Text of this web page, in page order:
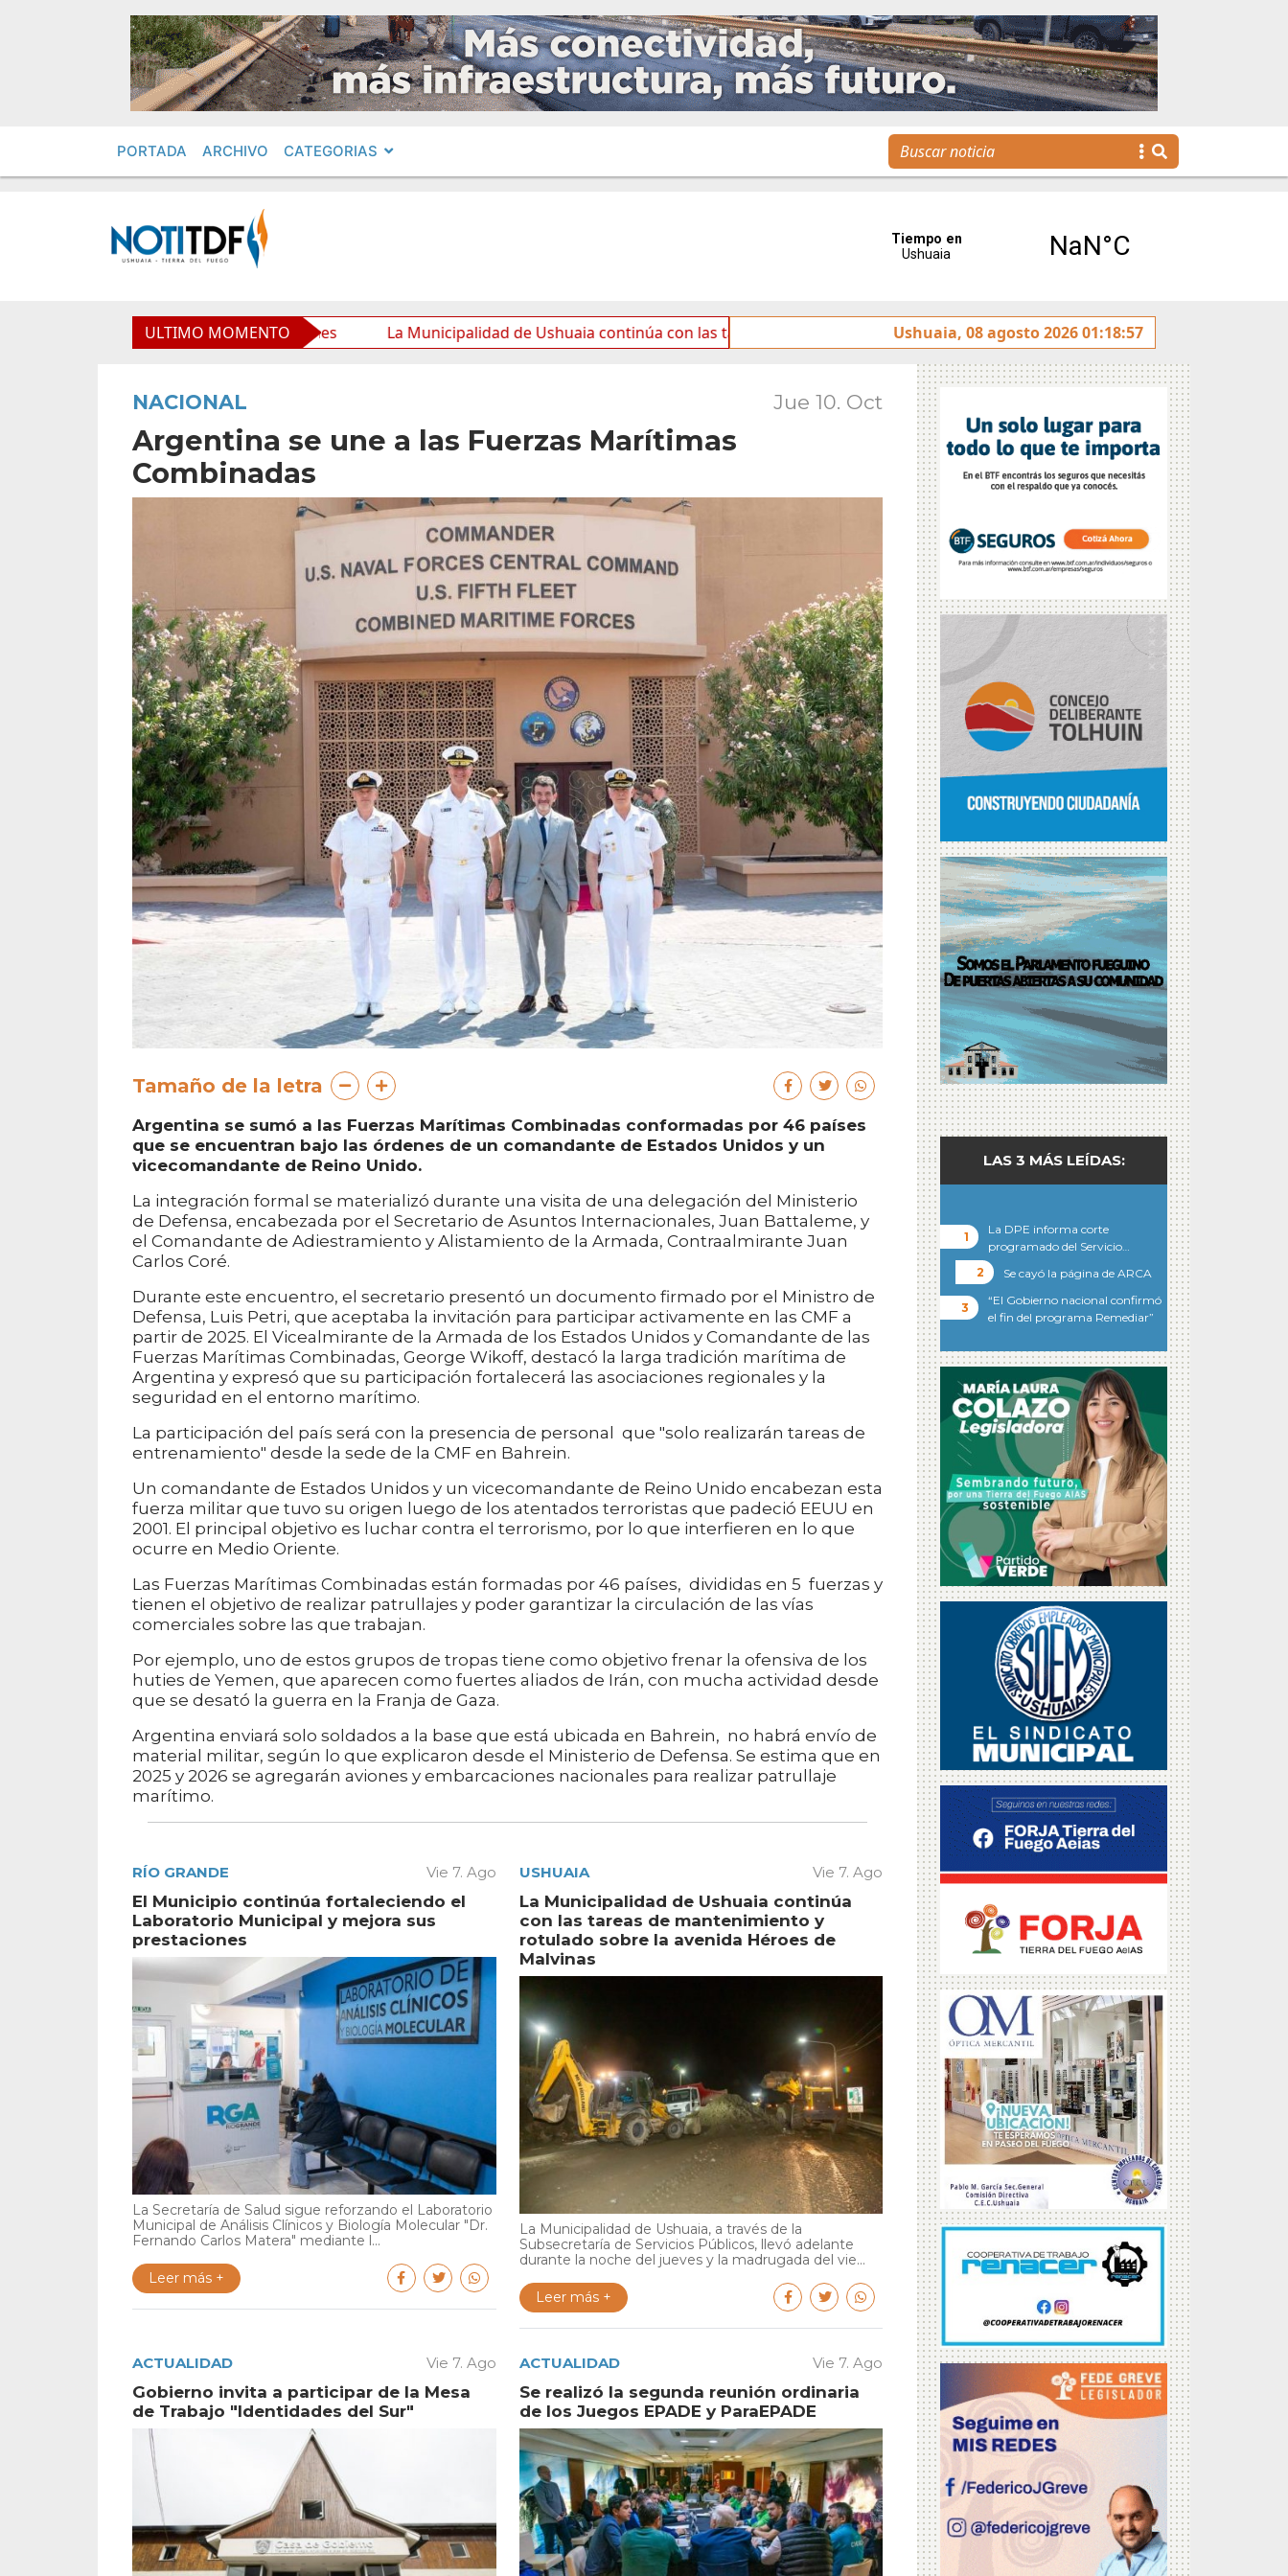
PORTADA ARCHIVO CATEGORIAS
ULTIMO MOMENTO
y mejora sus prestaciones La Municipalidad de Ushuaia continúa con las tareas de mantenimiento y rotulado sobre la avenida Héroes de Malvinas
Ushuaia, 08 agosto 2026 01:18:57
NACIONAL Jue 10. Oct
Argentina se une a las Fuerzas Marítimas
Combinadas
Tamaño de la letra
Argentina se sumó a las Fuerzas Marítimas Combinadas conformadas por 46 países
que se encuentran bajo las órdenes de un comandante de Estados Unidos y un
vicecomandante de Reino Unido.
La integración formal se materializó durante una visita de una delegación del Ministerio
de Defensa, encabezada por el Secretario de Asuntos Internacionales, Juan Battaleme, y
el Comandante de Adiestramiento y Alistamiento de la Armada, Contraalmirante Juan
Carlos Coré.
Durante este encuentro, el secretario presentó un documento firmado por el Ministro de
Defensa, Luis Petri, que aceptaba la invitación para participar activamente en las CMF a
partir de 2025. El Vicealmirante de la Armada de los Estados Unidos y Comandante de las
Fuerzas Marítimas Combinadas, George Wikoff, destacó la larga tradición marítima de
Argentina y expresó que su participación fortalecerá las asociaciones regionales y la
seguridad en el entorno marítimo.
La participación del país será con la presencia de personal que "solo realizarán tareas de
entrenamiento" desde la sede de la CMF en Bahrein.
Un comandante de Estados Unidos y un vicecomandante de Reino Unido encabezan esta
fuerza militar que tuvo su origen luego de los atentados terroristas que padeció EEUU en
2001. El principal objetivo es luchar contra el terrorismo, por lo que interfieren en lo que
ocurre en Medio Oriente.
Las Fuerzas Marítimas Combinadas están formadas por 46 países, divididas en 5 fuerzas y
tienen el objetivo de realizar patrullajes y poder garantizar la circulación de las vías
comerciales sobre las que trabajan.
Por ejemplo, uno de estos grupos de tropas tiene como objetivo frenar la ofensiva de los
huties de Yemen, que aparecen como fuertes aliados de Irán, con mucha actividad desde
que se desató la guerra en la Franja de Gaza.
Argentina enviará solo soldados a la base que está ubicada en Bahrein, no habrá envío de
material militar, según lo que explicaron desde el Ministerio de Defensa. Se estima que en
2025 y 2026 se agregarán aviones y embarcaciones nacionales para realizar patrullaje
marítimo.
RÍO GRANDE Vie 7. Ago
El Municipio continúa fortaleciendo el
Laboratorio Municipal y mejora sus
prestaciones
La Secretaría de Salud sigue reforzando el Laboratorio
Municipal de Análisis Clínicos y Biología Molecular "Dr.
Fernando Carlos Matera" mediante l...
Leer más +
USHUAIA Vie 7. Ago
La Municipalidad de Ushuaia continúa
con las tareas de mantenimiento y
rotulado sobre la avenida Héroes de
Malvinas
La Municipalidad de Ushuaia, a través de la
Subsecretaría de Servicios Públicos, llevó adelante
durante la noche del jueves y la madrugada del vie...
Leer más +
ACTUALIDAD Vie 7. Ago
Gobierno invita a participar de la Mesa
de Trabajo "Identidades del Sur"
ACTUALIDAD Vie 7. Ago
Se realizó la segunda reunión ordinaria
de los Juegos EPADE y ParaEPADE
LAS 3 MÁS LEÍDAS:
La DPE informa corte
programado del Servicio…
Se cayó la página de ARCA
“El Gobierno nacional confirmó
el fin del programa Remediar”